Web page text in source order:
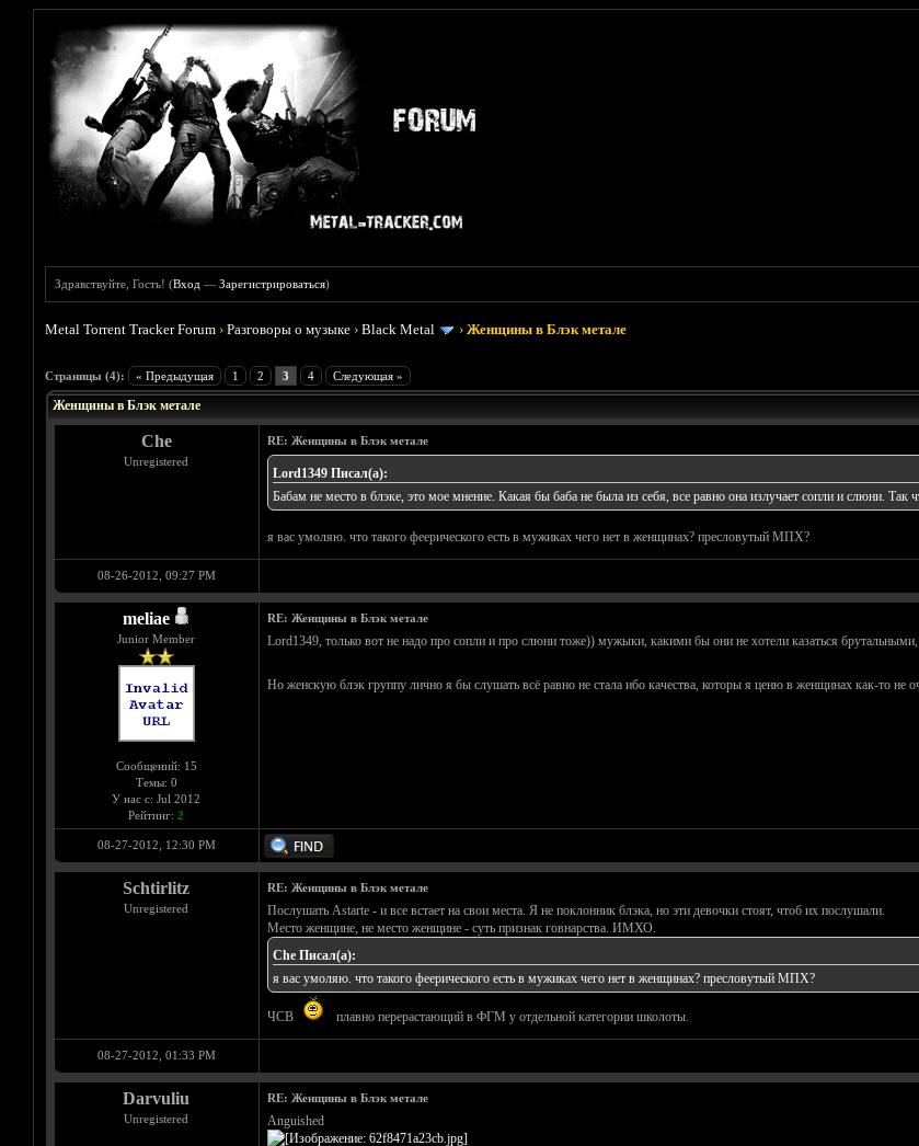
Здравствуйте, Гость! (Вход —Зарегистрироваться)
Metal Torrent Tracker Forum ›Разговоры о музыке ›Black Metal ›Женщины в Блэк метале
Страницы (4): « Предыдущая 1 2 3 4 Следующая »
Голосов: 1 - Средняя оценка: 5
1
2
3
4
5
Женщины в Блэк метале
Che
Unregistered
RE: Женщины в Блэк метале
Lord1349 Писал(а):
Бабам не место в блэке, это мое мнение. Какая бы баба не была из себя, все равно она излучает сопли и слюни. Так
я вас умоляю. что такого феерического есть в мужиках чего нет в женщинах? пресловутый МПХ?
08-26-2012, 09:27 PM
meliae
Junior Member
Сообщений: 15
Темы: 0
У нас с: Jul 2012
Рейтинг: 2
RE: Женщины в Блэк метале
Lord1349, только вот не надо про сопли и про слюни тоже)) мужыки, какими бы они не хотели казаться
Но женскую блэк группу лично я бы слушать всё равно не стала ибо качества, которы я ценю в женщинах как-то
08-27-2012, 12:30 PM
Schtirlitz
Unregistered
RE: Женщины в Блэк метале
Послушать Astarte - и все встает на свои места. Я не поклонник блэка, но эти девочки стоят, чтоб их послушали.
Место женщине, не место женщине - суть признак говнарства. ИМХО.
Che Писал(а):
я вас умоляю. что такого феерического есть в мужиках чего нет в женщинах? пресловутый МПХ?
ЧСВ плавно перерастающий в ФГМ у отдельной категории школоты.
08-27-2012, 01:33 PM
Darvuliu
Unregistered
RE: Женщины в Блэк метале
Anguished